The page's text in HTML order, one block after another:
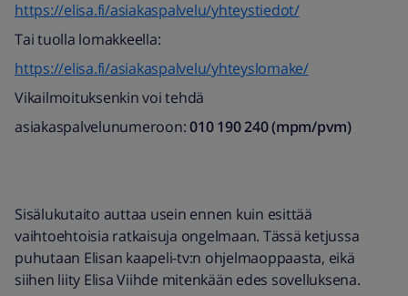
https://elisa.fi/asiakaspalvelu/yhteystiedot/
Tai tuolla lomakkeella:
https://elisa.fi/asiakaspalvelu/yhteyslomake/
Vikailmoituksenkin voi tehdä
asiakaspalvelunumeroon:010 190 240 (mpm/pvm)​
Sisälukutaito auttaa usein ennen kuin esittää
vaihtoehtoisia ratkaisuja ongelmaan. Tässä ketjussa
puhutaan Elisan kaapeli-tv:n ohjelmaoppaasta, eikä
siihen liity Elisa Viihde mitenkään edes sovelluksena.